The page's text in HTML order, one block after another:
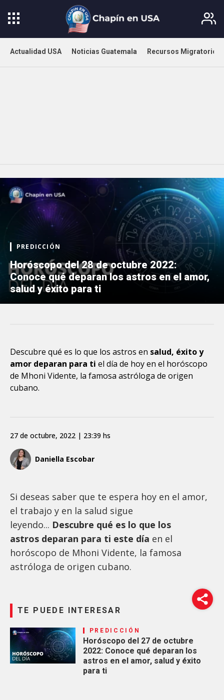
Actualidad USA Noticias Guatemala Recursos Migratorios
PREDICCIÓN
Horóscopo del 28 de octubre 2022:
Conoce qué deparan los astros en el amor,
salud y éxito para ti
Descubre qué es lo que los astros en salud, éxito y
amor deparan para ti el día de hoy en el horóscopo
de Mhoni Vidente, la famosa astróloga de origen
cubano.
Daniella Escobar
27 de octubre, 2022 | 23:39 hs
Si deseas saber que te espera hoy en el amor,
el trabajo y en la salud sigue
leyendo... Descubre qué es lo que los
astros deparan para ti este día en el
horóscopo de Mhoni Vidente, la famosa
astróloga de origen cubano.
TE PUEDE INTERESAR
PREDICCIÓN
Horóscopo del 27 de octubre
2022: Conoce qué deparan los
astros en el amor, salud y éxito
para ti